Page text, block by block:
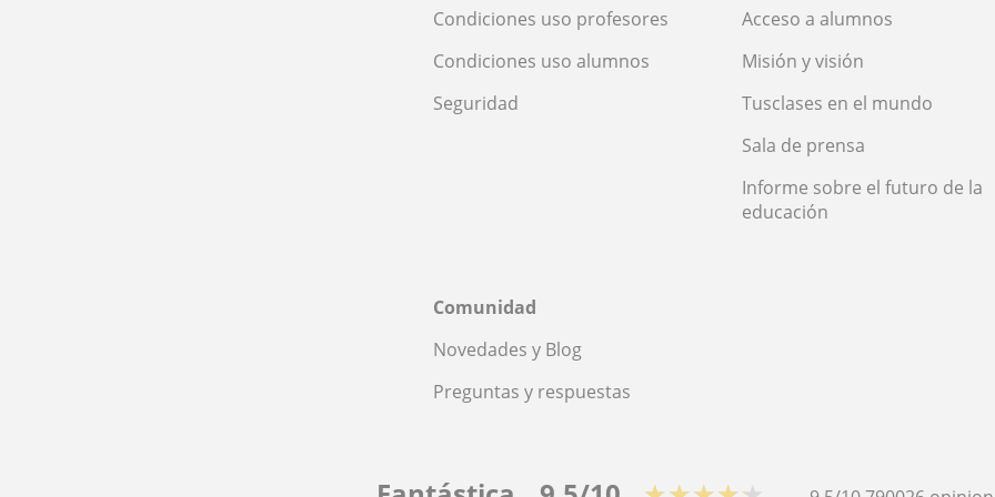
Condiciones uso profesores
Condiciones uso alumnos
Seguridad
Acceso a alumnos
Misión y visión
Tusclases en el mundo
Sala de prensa
Informe sobre el futuro de la
educación
Comunidad
Novedades y Blog
Preguntas y respuestas